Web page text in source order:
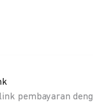
pembayaran